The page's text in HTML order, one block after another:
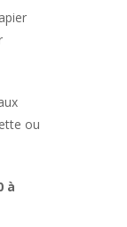
ou
à